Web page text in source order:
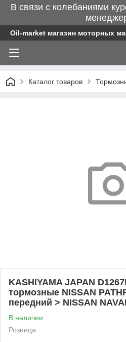
В связи с колебаниями
Oil-market магазин моторных
Каталог товаров
KASHIYAMA JAPAN
тормозные NISSAN
передний > NISSAN
В наличии
Розница